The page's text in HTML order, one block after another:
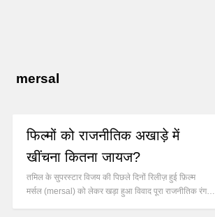
mersal
फिल्मों को राजनीतिक अखाड़े में
खींचना कितना जायज?
तमिल के सुपरस्टार विजय की पिछले दिनों रिलीज़ हुई फ़िल्म
मर्सल (mersal) को लेकर खड़ा हुआ विवाद पूरा राजनीतिक रंग…